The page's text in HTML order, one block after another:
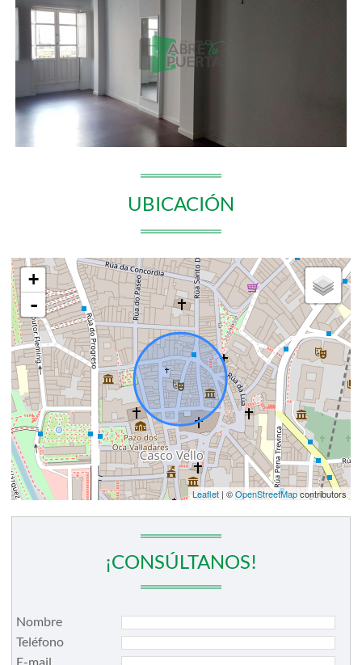
UBICACIÓN
+
-
Leaflet| ©OpenStreetMapcontributors
¡CONSÚLTANOS!
Nombre
Teléfono
E-mail